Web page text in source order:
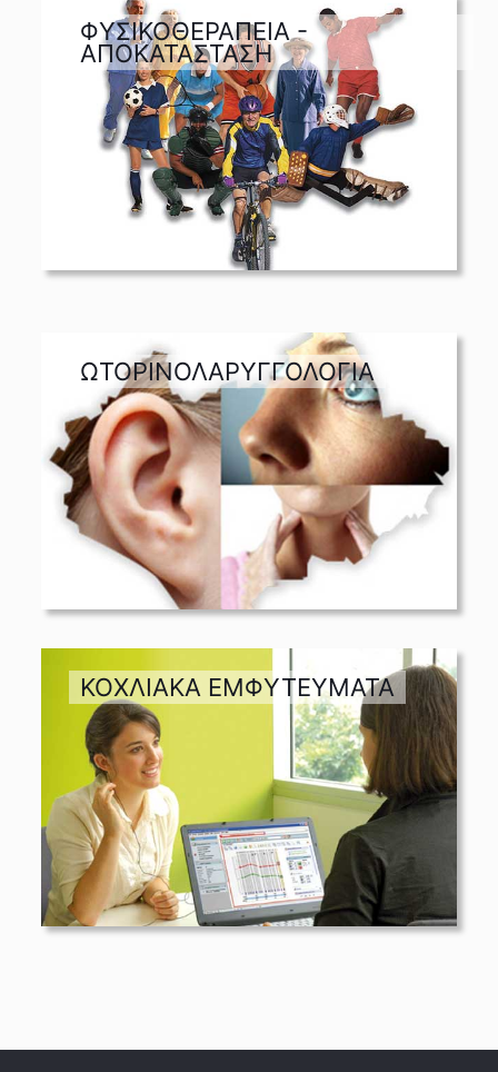
ΦΥΣΙΚΟΘΕΡΑΠΕΙΑ -
ΑΠΟΚΑΤΑΣΤΑΣΗ
ΩΤΟΡΙΝΟΛΑΡΥΓΓΟΛΟΓΙΑ
ΚΟΧΛΙΑΚΑ ΕΜΦΥΤΕΥΜΑΤΑ